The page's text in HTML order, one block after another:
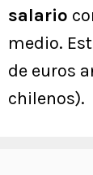
salario
medio.
de euros
chilenos).